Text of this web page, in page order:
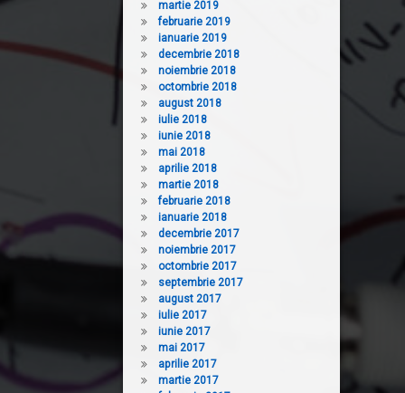
martie 2019
februarie 2019
ianuarie 2019
decembrie 2018
noiembrie 2018
octombrie 2018
august 2018
iulie 2018
iunie 2018
mai 2018
aprilie 2018
martie 2018
februarie 2018
ianuarie 2018
decembrie 2017
noiembrie 2017
octombrie 2017
septembrie 2017
august 2017
iulie 2017
iunie 2017
mai 2017
aprilie 2017
martie 2017